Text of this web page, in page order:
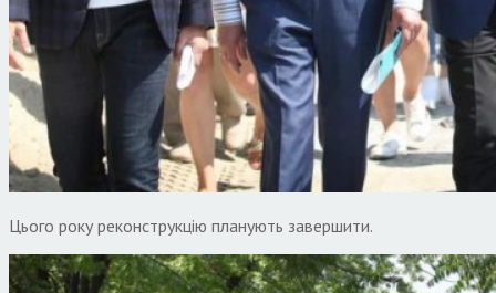
Цього року реконструкцію планують завершити.